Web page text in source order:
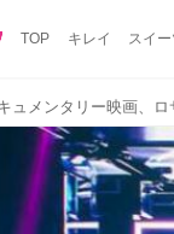
TOP キレイ スイー